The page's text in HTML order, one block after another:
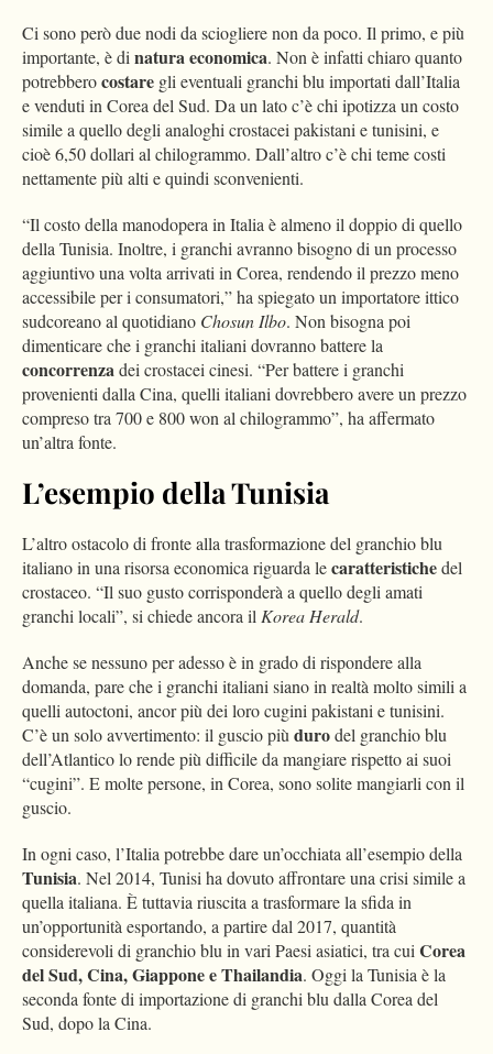
Ci sono però due nodi da sciogliere non da poco. Il primo, e più
importante, è dinatura economica. Non è infatti chiaro quanto
potrebberocostare gli eventuali granchi blu importati dall’Italia
e venduti in Corea del Sud. Da un lato c’è chi ipotizza un costo
simile a quello degli analoghi crostacei pakistani e tunisini, e
cioè 6,50 dollari al chilogrammo. Dall’altro c’è chi teme costi
nettamente più alti e quindi sconvenienti.
“Il costo della manodopera in Italia è almeno il doppio di quello
della Tunisia. Inoltre, i granchi avranno bisogno di un processo
aggiuntivo una volta arrivati in Corea, rendendo il prezzo meno
accessibile per i consumatori,” ha spiegato un importatore ittico
sudcoreano al quotidiano Chosun Ilbo. Non bisogna poi
dimenticare che i granchi italiani dovranno battere la
concorrenzadei crostacei cinesi. “Per battere i granchi
provenienti dalla Cina, quelli italiani dovrebbero avere un prezzo
compreso tra 700 e 800 won al chilogrammo”, ha affermato
un’altra fonte.
L’esempio della Tunisia
L’altro ostacolo di fronte alla trasformazione del granchio blu
italiano in una risorsa economica riguarda lecaratteristichedel
crostaceo. “Il suo gusto corrisponderà a quello degli amati
granchi locali”, si chiede ancora ilKorea Herald.
Anche se nessuno per adesso è in grado di rispondere alla
domanda, pare che i granchi italiani siano in realtà molto simili a
quelli autoctoni, ancor più dei loro cugini pakistani e tunisini.
C’è un solo avvertimento: il guscio piùdurodel granchio blu
dell’Atlantico lo rende più difficile da mangiare rispetto ai suoi
“cugini”. E molte persone, in Corea, sono solite mangiarli con il
guscio.
In ogni caso, l’Italia potrebbe dare un’occhiata all’esempio della
Tunisia. Nel 2014, Tunisi ha dovuto affrontare una crisi simile a
quella italiana. È tuttavia riuscita a trasformare la sfida in
un’opportunità esportando, a partire dal 2017, quantità
considerevoli di granchio blu in vari Paesi asiatici, tra cuiCorea
del Sud, Cina, Giappone e Thailandia. Oggi la Tunisia è la
seconda fonte di importazione di granchi blu dalla Corea del
Sud, dopo la Cina.